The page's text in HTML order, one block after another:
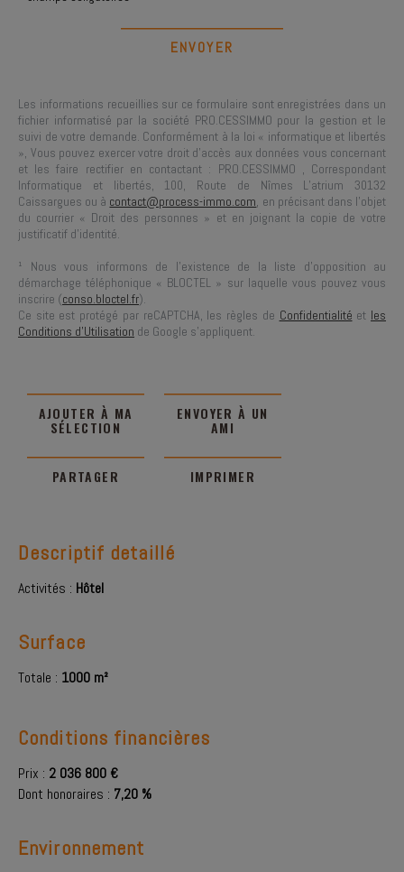
Les informations recueillies sur ce formulaire sont enregistrées dans un
fichier informatisé par la société PRO.CESSIMMO pour la gestion et le
suivi de votre demande. Conformément à la loi « informatique et libertés
», Vous pouvez exercer votre droit d'accès aux données vous concernant
et les faire rectifier en contactant : PRO.CESSIMMO , Correspondant
Informatique et libertés, 100, Route de Nîmes L’atrium 30132
Caissargues ou à contact@process-immo.com, en précisant dans l’objet
du courrier « Droit des personnes » et en joignant la copie de votre
justificatif d’identité.
¹ Nous vous informons de l’existence de la liste d’opposition au
démarchage téléphonique « BLOCTEL » sur laquelle vous pouvez vous
inscrire (conso.bloctel.fr).
Ce site est protégé par reCAPTCHA, les règles de Confidentialité et les
Conditions d'Utilisation de Google s'appliquent.
AJOUTER À MA
SÉLECTION
ENVOYER À UN
AMI
PARTAGER IMPRIMER
Descriptif detaillé
Activités : Hôtel
Surface
Totale : 1000 m²
Conditions financières
Prix : 2 036 800 €
Dont honoraires : 7,20 %
Environnement